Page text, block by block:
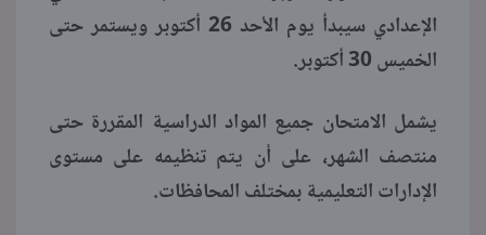
الإعدادي سيبدأ يوم الأحد 26 أكتوبر ويستمر حتى
الخميس 30 أكتوبر.
يشمل الامتحان جميع المواد الدراسية المقررة حتى
منتصف الشهر، على أن يتم تنظيمه على مستوى
الإدارات التعليمية بمختلف المحافظات.